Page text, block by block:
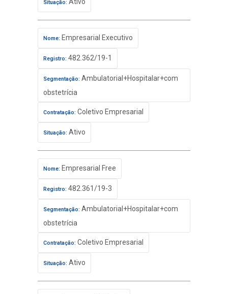
Situação:
Nome: Empresarial Executivo
Registro: 482.362/19-1
Segmentação: Ambulatorial+Hospitalar+com
obstetrícia
Contratação: Coletivo Empresarial
Situação: Ativo
Nome: Empresarial Free
Registro: 482.361/19-3
Segmentação: Ambulatorial+Hospitalar+com
obstetrícia
Contratação: Coletivo Empresarial
Situação: Ativo